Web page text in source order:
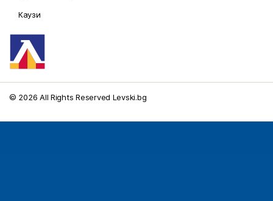
Каузи
© 2026 All Rights Reserved Levski.bg